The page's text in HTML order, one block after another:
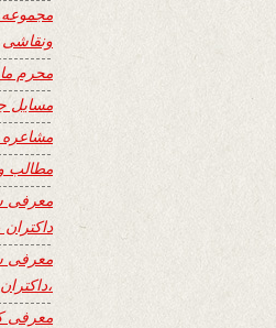
ونقاشی
محرم
مسایل
مشاعره ۲۴
مطالب
معرفی
معرفی
معرفی